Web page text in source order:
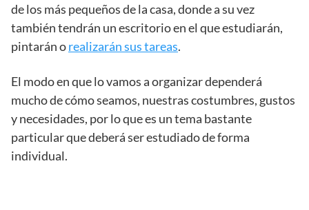
de los más pequeños de la casa, donde a su vez
también tendrán un escritorio en el que estudiarán,
pintarán orealizarán sus tareas.
El modo en que lo vamos a organizar dependerá
mucho de cómo seamos, nuestras costumbres, gustos
y necesidades, por lo que es un tema bastante
particular que deberá ser estudiado de forma
individual.